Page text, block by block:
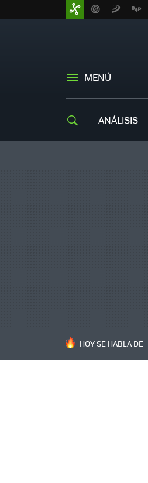
MENÚ
ANÁLISIS
HOY SE HABLA DE